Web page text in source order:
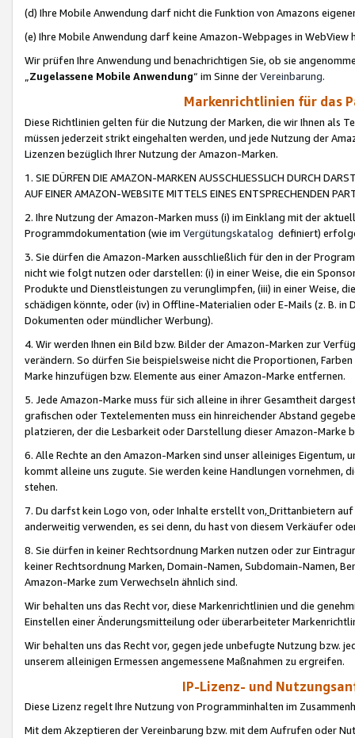
(d) Ihre Mobile Anwendung darf nicht die Funktion von Amazons
(e) Ihre Mobile Anwendung darf keine Amazon-Webpages in WebView
Wir prüfen Ihre Anwendung und benachrichtigen Sie, ob sie
„Zugelassene Mobile Anwendung“ im Sinne derVereinbarung.
Markenrichtlinien für das
Diese Richtlinien gelten für die Nutzung der Marken, die wir Ihnen als
müssen jederzeit strikt eingehalten werden, und jede Nutzung der
Lizenzen bezüglich Ihrer Nutzung der Amazon-Marken.
1. SIE DÜRFEN DIE AMAZON-MARKEN AUSSCHLIESSLICH DURCH
AUF EINER AMAZON-WEBSITE MITTELS EINES ENTSPRECHENDEN
2. Ihre Nutzung der Amazon-Marken muss (i) im Einklang mit der
Programmdokumentation (wie im Vergütungskatalog definiert)
3. Sie dürfen die Amazon-Marken ausschließlich für den in der
nicht wie folgt nutzen oder darstellen: (i) in einer Weise, die ein
Produkte und Dienstleistungen zu verunglimpfen, (iii) in einer Weise,
schädigen könnte, oder (iv) in Offline-Materialien oder E-Mails (z. B. in
Dokumenten oder mündlicher Werbung).
4. Wir werden Ihnen ein Bild bzw. Bilder der Amazon-Marken zur
verändern. So dürfen Sie beispielsweise nicht die Proportionen,
Marke hinzufügen bzw. Elemente aus einer Amazon-Marke entfernen.
5. Jede Amazon-Marke muss für sich alleine in ihrer Gesamtheit
grafischen oder Textelementen muss ein hinreichender Abstand
platzieren, der die Lesbarkeit oder Darstellung dieser Amazon-Marke
6. Alle Rechte an den Amazon-Marken sind unser alleiniges
kommt alleine uns zugute. Sie werden keine Handlungen vornehmen,
stehen.
7. Du darfst kein Logo von, oder Inhalte erstellt von,Drittanbietern auf
anderweitig verwenden, es sei denn, du hast von diesem Verkäufer
8. Sie dürfen in keiner Rechtsordnung Marken nutzen oder zur
keiner Rechtsordnung Marken, Domain-Namen, Subdomain-Namen,
Amazon-Marke zum Verwechseln ähnlich sind.
Wir behalten uns das Recht vor, diese Markenrichtlinien und die
Einstellen einer Änderungsmitteilung oder überarbeiteter
Wir behalten uns das Recht vor, gegen jede unbefugte Nutzung bzw.
unserem alleinigen Ermessen angemessene Maßnahmen zu ergreifen.
IP-Lizenz- und
Diese Lizenz regelt Ihre Nutzung von Programminhalten im
Mit dem Akzeptieren der Vereinbarung bzw. mit dem Aufrufen oder